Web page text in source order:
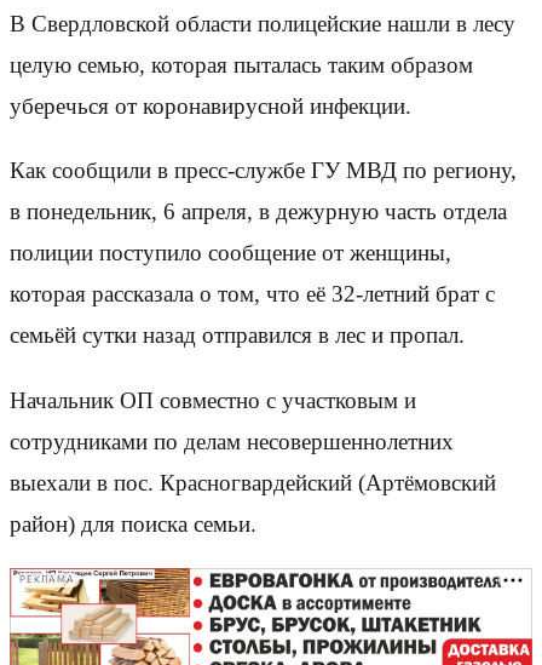
В Свердловской области полицейские нашли в лесу
целую семью, которая пыталась таким образом
уберечься от коронавирусной инфекции.
Как сообщили в пресс-службе ГУ МВД по региону,
в понедельник, 6 апреля, в дежурную часть отдела
полиции поступило сообщение от женщины,
которая рассказала о том, что её 32-летний брат с
семьёй сутки назад отправился в лес и пропал.
Начальник ОП совместно с участковым и
сотрудниками по делам несовершеннолетних
выехали в пос. Красногвардейский (Артёмовский
район) для поиска семьи.
РЕКЛАМА